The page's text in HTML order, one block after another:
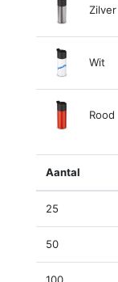
Zilver
Wit
Rood
Aantal
25
50